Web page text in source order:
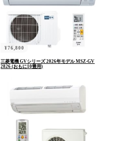
¥76,800
三菱電機 GVシリーズ 2026年モデル MSZ-GV
2826 (おもに10畳用)
ログイン
パスワードをお忘れですか ?